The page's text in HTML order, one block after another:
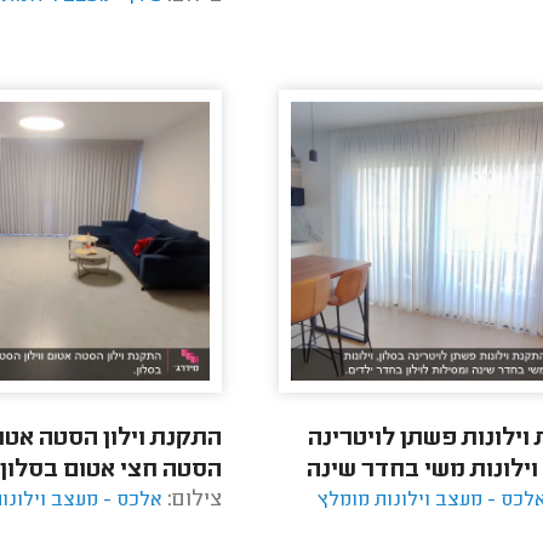
פשתן לויטרינה
וילונות משי בחדר שינה
לוילון בחדר ילדים.
- מעצב וילונות מומלץ
התקנת וילון הסטה
הסטה חצי אטום
צילום: אלכס - מעצב